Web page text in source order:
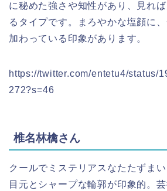
に秘めた強さや知性があり、見れ
るタイプです。まろやかな塩顔に
加わっている印象があります。
https://twitter.com/entetu4/status/
272?s=46
椎名林檎さん
クールでミステリアスなたたずま
目元とシャープな輪郭が印象的。